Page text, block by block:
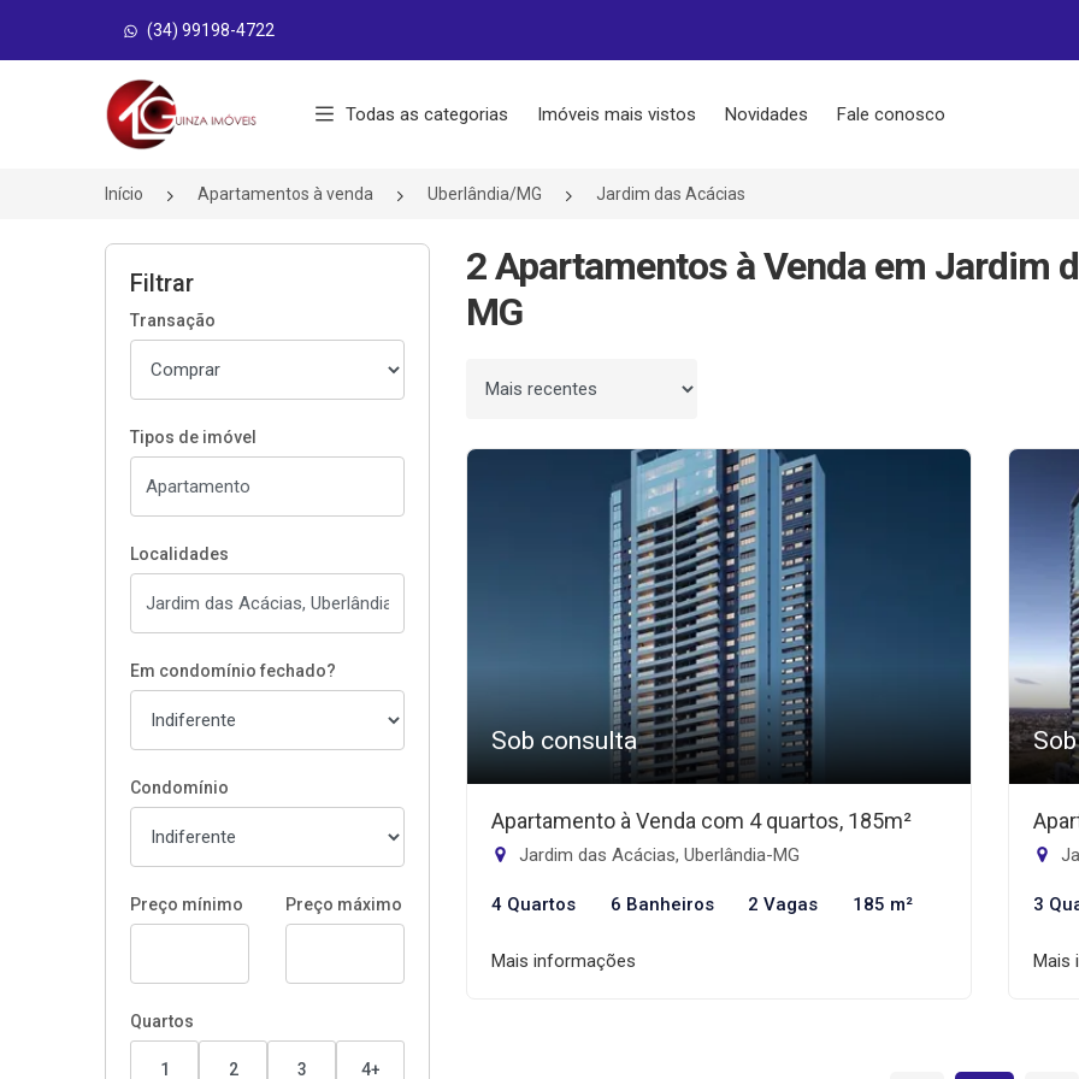
(34) 99198-4722
Página inicial
Todas as categorias Imóveis mais vistos Novidades Fale conosco
Início Apartamentos à venda Uberlândia/MG Jardim das Acácias
Filtrar
Transação
Tipos de imóvel
Localidades
Em condomínio fechado?
Condomínio
Preço mínimo Preço máximo
Quartos
1 2 3 4+
2 Apartamentos à Venda em Jardim
MG
Ordenar por
Sob consulta
Apartamento à Venda com 4 quartos, 185m²
Jardim das Acácias, Uberlândia-MG
4 Quartos 6 Banheiros 2 Vagas 185 m²
Mais informações
3
Mais